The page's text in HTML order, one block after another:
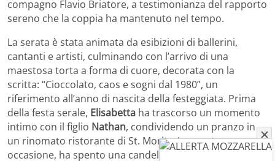
compagno Flavio Briatore, a testimonianza del rapporto
sereno che la coppia ha mantenuto nel tempo.
La serata è stata animata da esibizioni di ballerini,
cantanti e artisti, culminando con l’arrivo di una
maestosa torta a forma di cuore, decorata con la
scritta: “Cioccolato, caos e sogni dal 1980”, un
riferimento all’anno di nascita della festeggiata. Prima
della festa serale, Elisabetta ha trascorso un momento
intimo con il figlio Nathan, condividendo un pranzo in
un rinomato ristorante di St. Moritz. In questa
occasione, ha spento una candelina su un muffin al